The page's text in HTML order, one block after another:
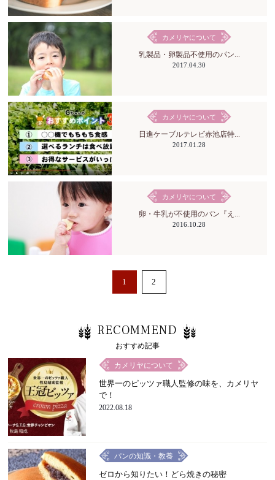
カメリヤについて
乳製品・卵製品不使用のパン...
2017.04.30
カメリヤについて
日進ケーブルテレビ赤池店特...
2017.01.28
カメリヤについて
卵・牛乳が不使用のパン『え...
2016.10.28
1 2
RECOMMEND
おすすめ記事
カメリヤについて
世界一のピッツァ職人監修の味を、カメリヤ
で！
2022.08.18
パンの知識・教養
ゼロから知りたい！どら焼きの秘密